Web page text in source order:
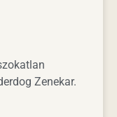
Zenekar.